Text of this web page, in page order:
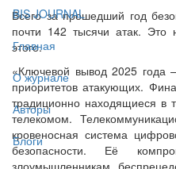
BIS JOURNAL
Главная
О журнале
Авторы
Блоги
Всего за прошедший год
почти 142 тысячи атак.
этого.
«Ключевой вывод 2025
приоритетов атакующих.
традиционно находящиеся в
телекомом.
кровеносная система
безопасности. Её
злоумышленникам